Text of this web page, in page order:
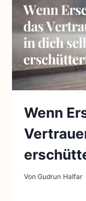
Wenn
Von Gudrun Halfar